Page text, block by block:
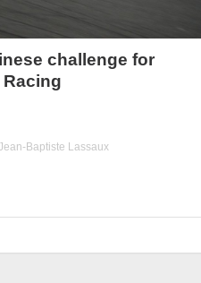
challenge for
Baptiste Lassaux